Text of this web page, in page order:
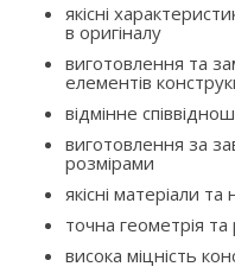
якісні
в оригіналу
виготовлення та
елементів
відмінне
виготовлення за
розмірами
якісні матеріали
точна геометрія
висока міцність